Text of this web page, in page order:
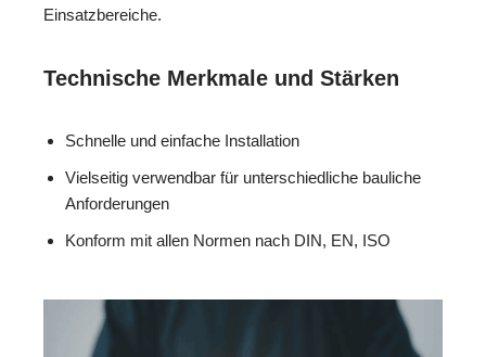
Einsatzbereiche.
Technische Merkmale und Stärken
Schnelle und einfache Installation
Vielseitig verwendbar für unterschiedliche bauliche
Anforderungen
Konform mit allen Normen nach DIN, EN, ISO